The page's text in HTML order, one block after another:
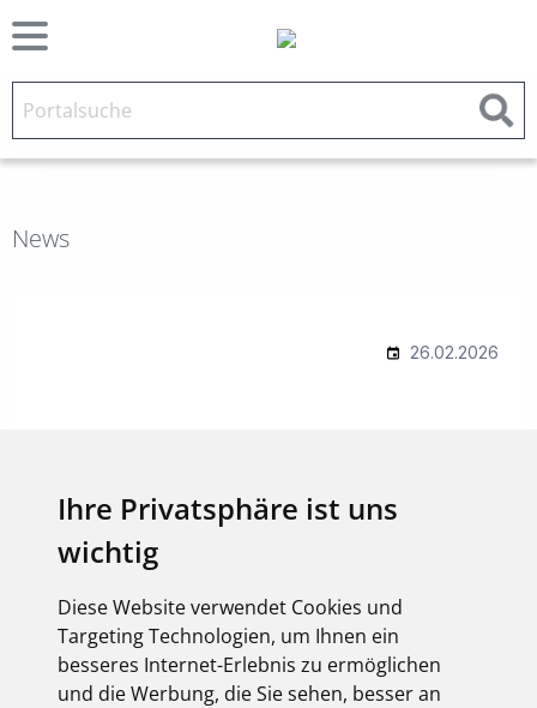
Ihre Privatsphäre ist uns
wichtig
Diese Website verwendet Cookies und
Targeting Technologien, um Ihnen ein
besseres Internet-Erlebnis zu ermöglichen
und die Werbung, die Sie sehen, besser an
News